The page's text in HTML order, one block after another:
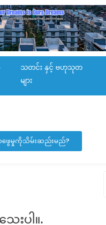
သတင်း နှင့် ဗဟုသုတ
များ
ဖွေမှုကိုသိမ်းဆည်းမည်?
ေးပါ။.